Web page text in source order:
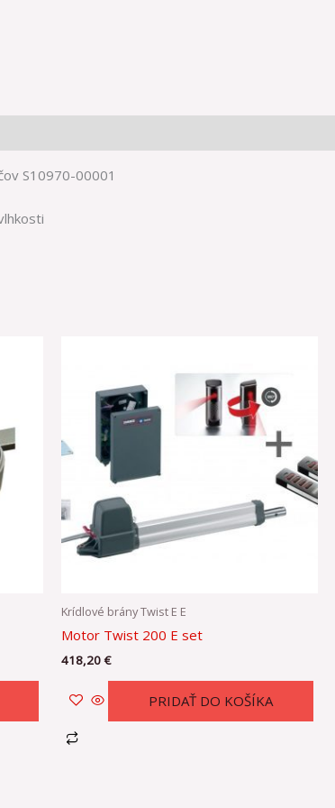
S10970-00001
Krídlové brány Twist E E
Motor Twist 200 E set
418,20€
PRIDAŤ DO KOŠÍKA